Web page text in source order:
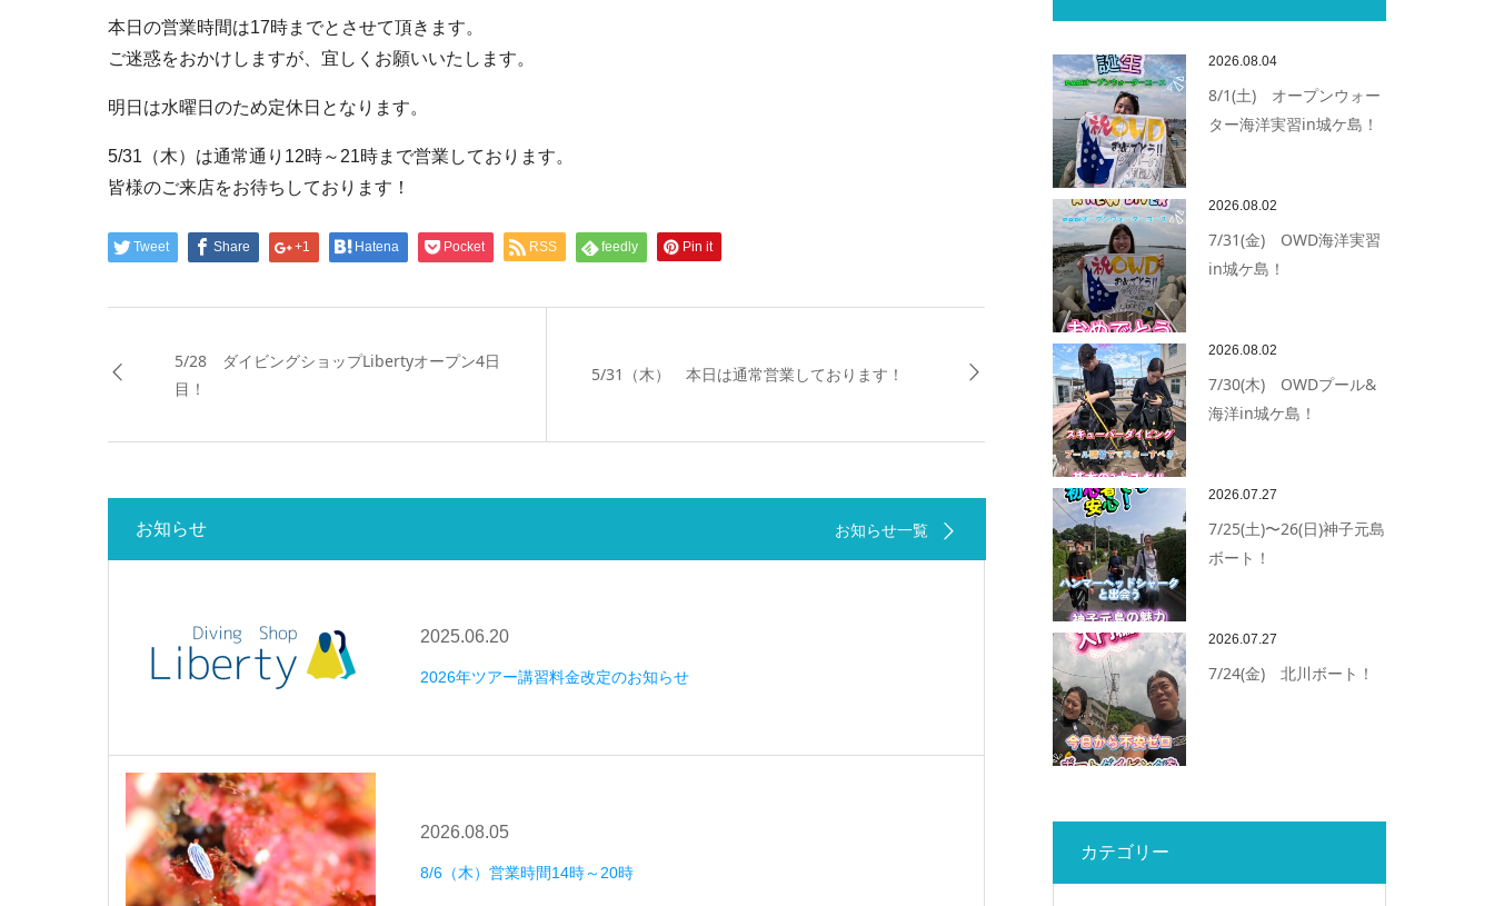
本日の営業時間は17時までとさせて頂きます。
ご迷惑をおかけしますが、宜しくお願いいたします。
明日は水曜日のため定休日となります。
5/31（木）は通常通り12時～21時まで営業しております。
皆様のご来店をお待ちしております！
Tweet Share +1 Hatena Pocket RSS feedly Pin it
5/28 ダイビングショップLibertyオープン4日
目！
5/31（木） 本日は通常営業しております！
お知らせ お知らせ一覧
2025.06.20
2026年ツアー講習料金改定のお知らせ
2026.08.05
8/6（木）営業時間14時～20時
2026.08.04
8/1(土) オープンウォー
ター海洋実習in城ケ島！
2026.08.02
7/31(金) OWD海洋実習
in城ケ島！
2026.08.02
7/30(木) OWDプール&
海洋in城ケ島！
2026.07.27
7/25(土)〜26(日)神子元島
ボート！
2026.07.27
7/24(金) 北川ボート！
カテゴリー